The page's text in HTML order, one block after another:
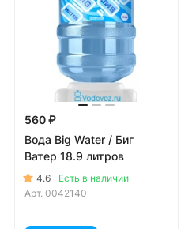
560 ₽
Вода Big Water / Биг
Ватер 18.9 литров
4.6
Есть в наличии
Арт. 0042140